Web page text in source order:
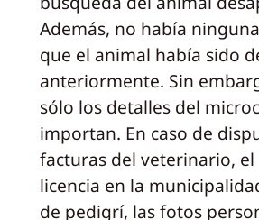
Además, no había
que el animal había sido
anteriormente. Sin
sólo los detalles del
importan. En caso de
facturas del veterinario,
licencia en la
de pedigrí, las fotos